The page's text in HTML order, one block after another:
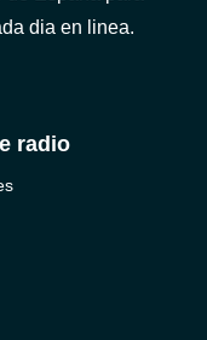
dia en linea.
radio